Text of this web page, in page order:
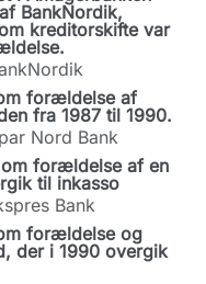
BankNordik,
kreditorskifte var
forældelse af
fra 1987 til 1990.
Nord Bank
forældelse af en
til inkasso
Bank
forældelse og
der i 1990 overgik